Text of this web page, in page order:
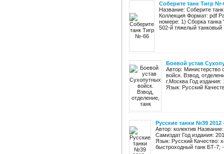
Соберите танк Тигр №-
Название: Соберите
Коллекция Формат: pdf
номере: 1) Сборка танка
502-й тяжелый танковый
Боевой устав
Автор:
войск. Взвод,
г.Москва Год
Язык: Русский
Русские танки №39 2012
Автор: колектив
Самиздат Год издания:
Язык: Русский Качество:
быстроходный танк БТ-7;